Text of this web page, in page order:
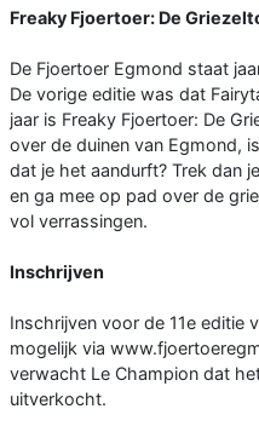
Freaky Fjoertoer: De
De Fjoertoer Egmond staat
De vorige editie was dat
jaar is Freaky Fjoertoer: De
over de duinen van Egmond,
dat je het aandurft? Trek dan
en ga mee op pad over de
vol verrassingen.
Inschrijven
Inschrijven voor de 11e editie
mogelijk via
verwacht Le Champion dat
uitverkocht.